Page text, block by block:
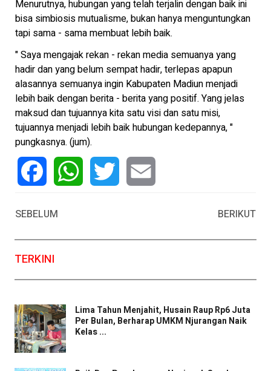
Menurutnya, hubungan yang telah terjalin dengan baik ini
bisa simbiosis mutualisme, bukan hanya menguntungkan
tapi sama - sama membuat lebih baik.
" Saya mengajak rekan - rekan media semuanya yang
hadir dan yang belum sempat hadir, terlepas apapun
alasannya semuanya ingin Kabupaten Madiun menjadi
lebih baik dengan berita - berita yang positif. Yang jelas
maksud dan tujuannya kita satu visi dan satu misi,
tujuannya menjadi lebih baik hubungan kedepannya, "
pungkasnya. (jum).
SEBELUM
BERIKUT
TERKINI
Lima Tahun Menjahit, Husain Raup Rp6 Juta
Per Bulan, Berharap UMKM Njurangan Naik
Kelas ...